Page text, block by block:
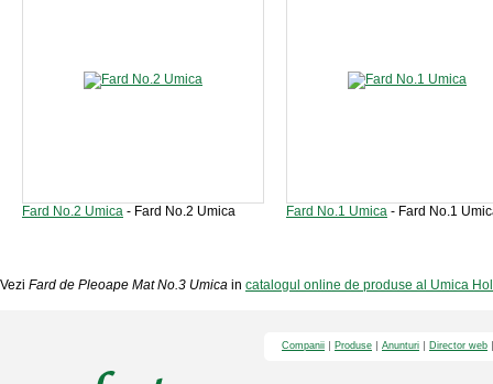
Fard No.2 Umica - Fard No.2 Umica Fard No.1 Umica - Fard No.1
Vezi Fard de Pleoape Mat No.3 Umica in catalogul online de produse al Umica
Companii Produse Anunturi Director web